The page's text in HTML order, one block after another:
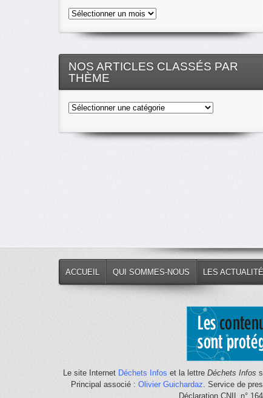
Toutes
archives
NOS ARTICLES CLASSÉS PAR
THÈME
Nos
classés
ACCUEIL QUI SOMMES-NOUS LES
Le site Internet Déchets Infos et la lettre Déchets Infos
Principal associé : Olivier Guichardaz . Service de
Déclaration CNIL n°